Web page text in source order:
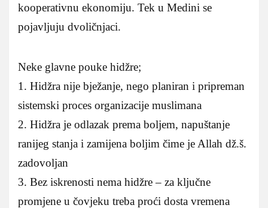
kooperativnu ekonomiju. Tek u Medini se
pojavljuju dvoličnjaci.
Neke glavne pouke hidžre;
1. Hidžra nije bježanje, nego planiran i pripreman
sistemski proces organizacije muslimana
2. Hidžra je odlazak prema boljem, napuštanje
ranijeg stanja i zamijena boljim čime je Allah dž.š.
zadovoljan
3. Bez iskrenosti nema hidžre – za ključne
promjene u čovjeku treba proći dosta vremena